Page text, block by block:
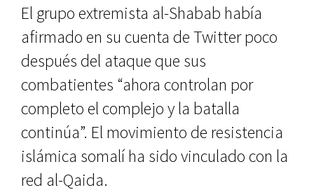
El grupo extremista al-Shabab había
afirmado en su cuenta de Twitter poco
después del ataque que sus
combatientes “ahora controlan por
completo el complejo y la batalla
continúa”. El movimiento de resistencia
islámica somalí ha sido vinculado con la
red al-Qaida.